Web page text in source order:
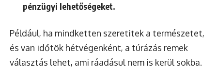
pénzügyi lehetőségeket.
Például, ha mindketten szeretitek a természetet,
és van időtök hétvégenként, a túrázás remek
választás lehet, ami ráadásul nem is kerül sokba.